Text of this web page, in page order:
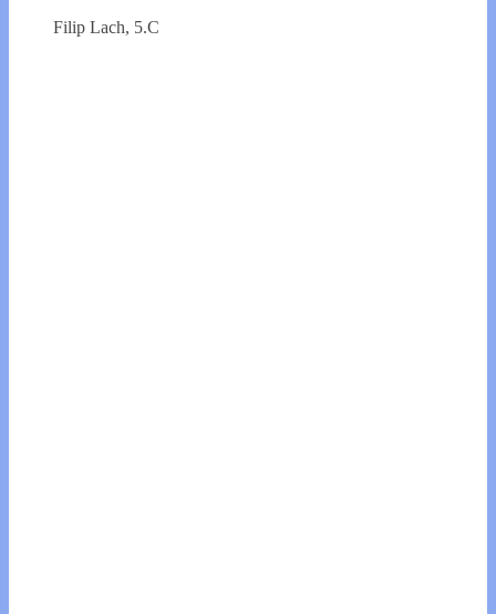
Filip Lach, 5.C